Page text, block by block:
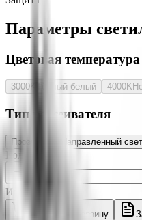
Параметры
Цветовая температура
3000K Тёплый белый 4000K
Тип рассеивателя
Прозрачный Направленный свет
Количество
Итого:
Добавить в корзину